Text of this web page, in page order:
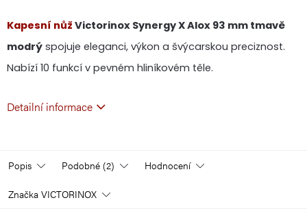
Kapesní nůž Victorinox Synergy X Alox 93 mm tmavě
modrý spojuje eleganci, výkon a švýcarskou preciznost.
Nabízí 10 funkcí v pevném hliníkovém těle.
Detailní informace
Popis Podobné (2) Hodnocení
Značka VICTORINOX